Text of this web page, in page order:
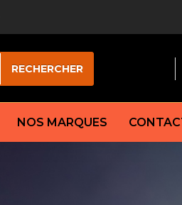
RECHERCHER
NOS MARQUES